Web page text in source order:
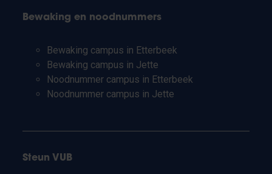
Bewaking en noodnummers
Bewaking campus in Etterbeek
Bewaking campus in Jette
Noodnummer campus in Etterbeek
Noodnummer campus in Jette
Steun VUB